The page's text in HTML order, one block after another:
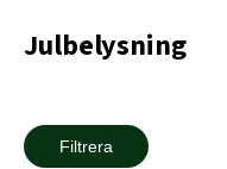
Julbelysning
Filtrera